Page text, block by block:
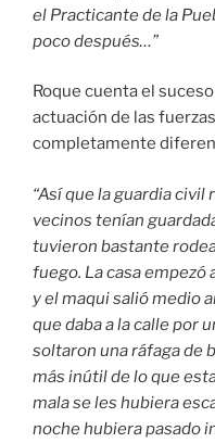
el Practicante de la
poco después…”
Roque cuenta el
actuación de las
completamente
“Así que la guardia civil
vecinos tenían
tuvieron bastante
fuego. La casa empezó
y el maqui salió medio
que daba a la calle por
soltaron una ráfaga de
más inútil de lo que
mala se les hubiera
noche hubiera pasado